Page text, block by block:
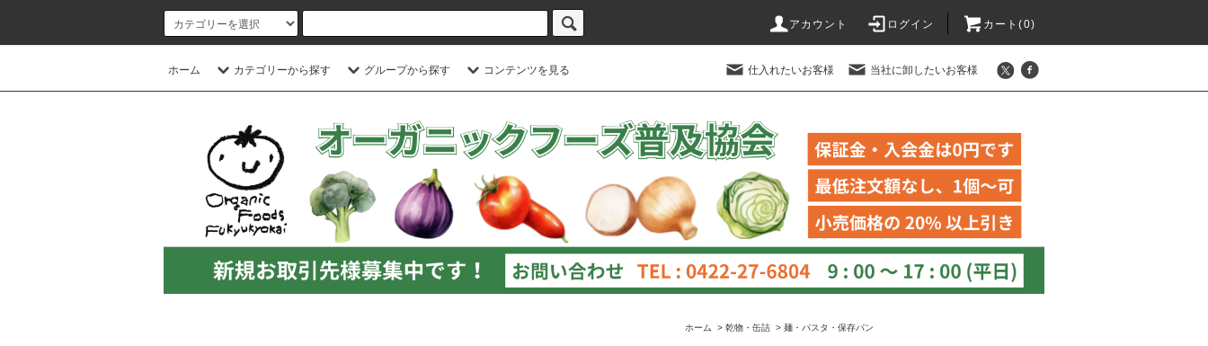
アカウント ログイン カート(0)
ホーム カテゴリーから探す グループから探す コンテンツを見る 仕入れたいお客様 当社に卸したいお客様
ホーム > 乾物・缶詰 > 麺・パスタ・保存パン